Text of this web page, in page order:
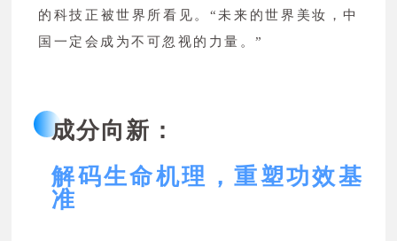
的科技正被世界所看见。“未来的世界美妆，中
国一定会成为不可忽视的力量。”
成分向新：
解码生命机理，重塑功效基
准